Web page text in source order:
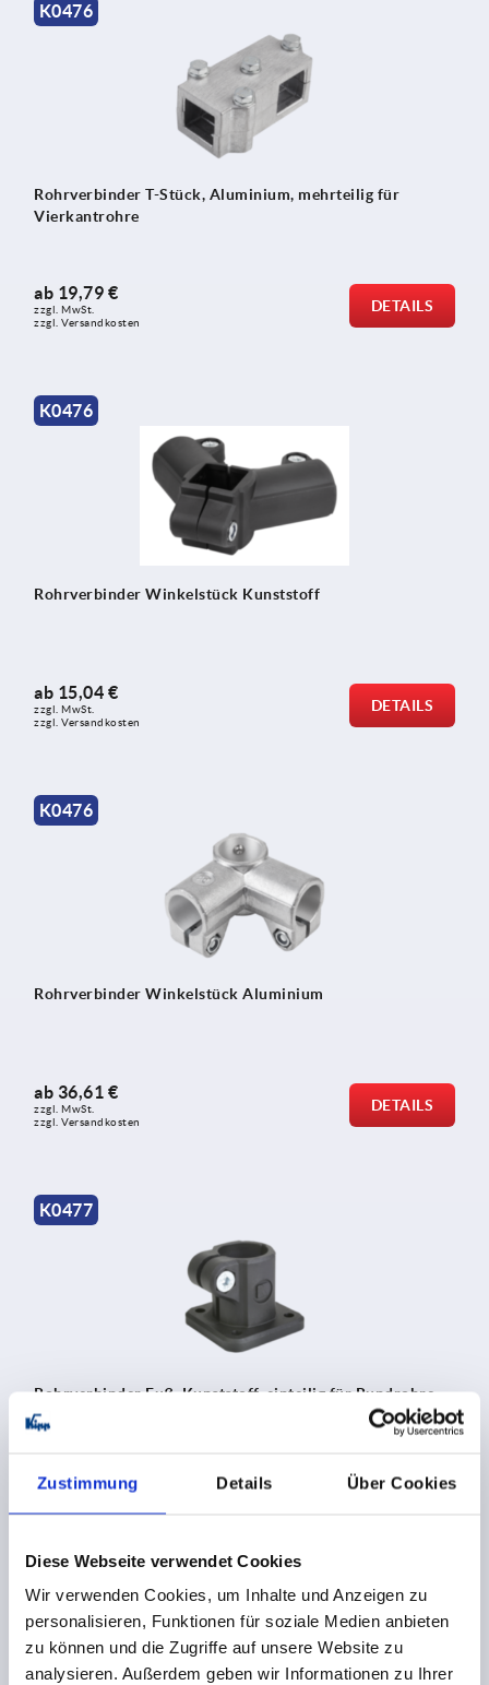
Zustimmung Details Über Cookies
Diese Webseite verwendet Cookies
Wir verwenden Cookies, um Inhalte und Anzeigen zu
personalisieren, Funktionen für soziale Medien anbieten
zu können und die Zugriffe auf unsere Website zu
analysieren. Außerdem geben wir Informationen zu Ihrer
K0476
Rohrverbinder T-Stück, Aluminium, mehrteilig für
Vierkantrohre
ab 19,79 €
zzgl. MwSt.
zzgl. Versandkosten
DETAILS
K0476
Rohrverbinder Winkelstück Kunststoff
ab 15,04 €
zzgl. MwSt.
zzgl. Versandkosten
DETAILS
K0476
Rohrverbinder Winkelstück Aluminium
ab 36,61 €
zzgl. MwSt.
zzgl. Versandkosten
DETAILS
K0477
Rohrverbinder Fuß, Kunststoff, einteilig für Rundrohre
ab1,63 €